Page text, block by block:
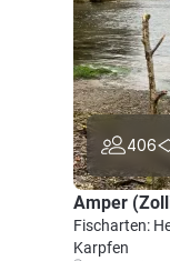
406
Amper
Fischarten:
Karpfen